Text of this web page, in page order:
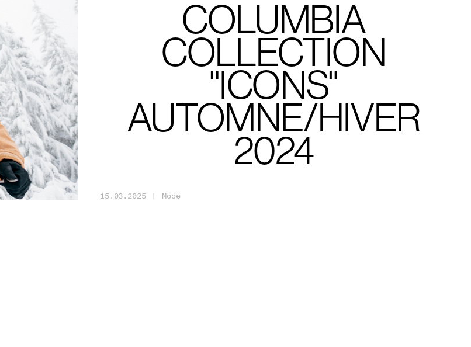
COLUMBIA
COLLECTION
"ICONS"
AUTOMNE/HIVER
2024
15. 03 . 2025 | Mode